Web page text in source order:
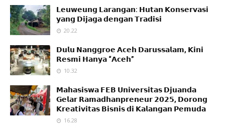
𝗟𝗲𝘂𝘄𝗲𝘂𝗻𝗴 𝗟𝗮𝗿𝗮𝗻𝗴𝗮𝗻: 𝗛𝘂𝘁𝗮𝗻 𝗞𝗼𝗻𝘀𝗲𝗿𝘃𝗮𝘀𝗶
𝘆𝗮𝗻𝗴 𝗗𝗶𝗷𝗮𝗴𝗮 𝗱𝗲𝗻𝗴𝗮𝗻 𝗧𝗿𝗮𝗱𝗶𝘀𝗶
20.22
𝗗𝘂𝗹𝘂 𝗡𝗮𝗻𝗴𝗴𝗿𝗼𝗲 𝗔𝗰𝗲𝗵 𝗗𝗮𝗿𝘂𝘀𝘀𝗮𝗹𝗮𝗺, 𝗞𝗶𝗻𝗶
𝗥𝗲𝘀𝗺𝗶 𝗛𝗮𝗻𝘆𝗮 “𝗔𝗰𝗲𝗵”
10.32
𝗠𝗮𝗵𝗮𝘀𝗶𝘀𝘄𝗮 𝗙𝗘𝗕 𝗨𝗻𝗶𝘃𝗲𝗿𝘀𝗶𝘁𝗮𝘀 𝗗𝗷𝘂𝗮𝗻𝗱𝗮
𝗚𝗲𝗹𝗮𝗿 𝗥𝗮𝗺𝗮𝗱𝗵𝗮𝗻𝗽𝗿𝗲𝗻𝗲𝘂𝗿 𝟮𝟬𝟮𝟱, 𝗗𝗼𝗿𝗼𝗻𝗴
𝗞𝗿𝗲𝗮𝘁𝗶𝘃𝗶𝘁𝗮𝘀 𝗕𝗶𝘀𝗻𝗶𝘀 𝗱𝗶 𝗞𝗮𝗹𝗮𝗻𝗴𝗮𝗻 𝗣𝗲𝗺𝘂𝗱𝗮
16.28